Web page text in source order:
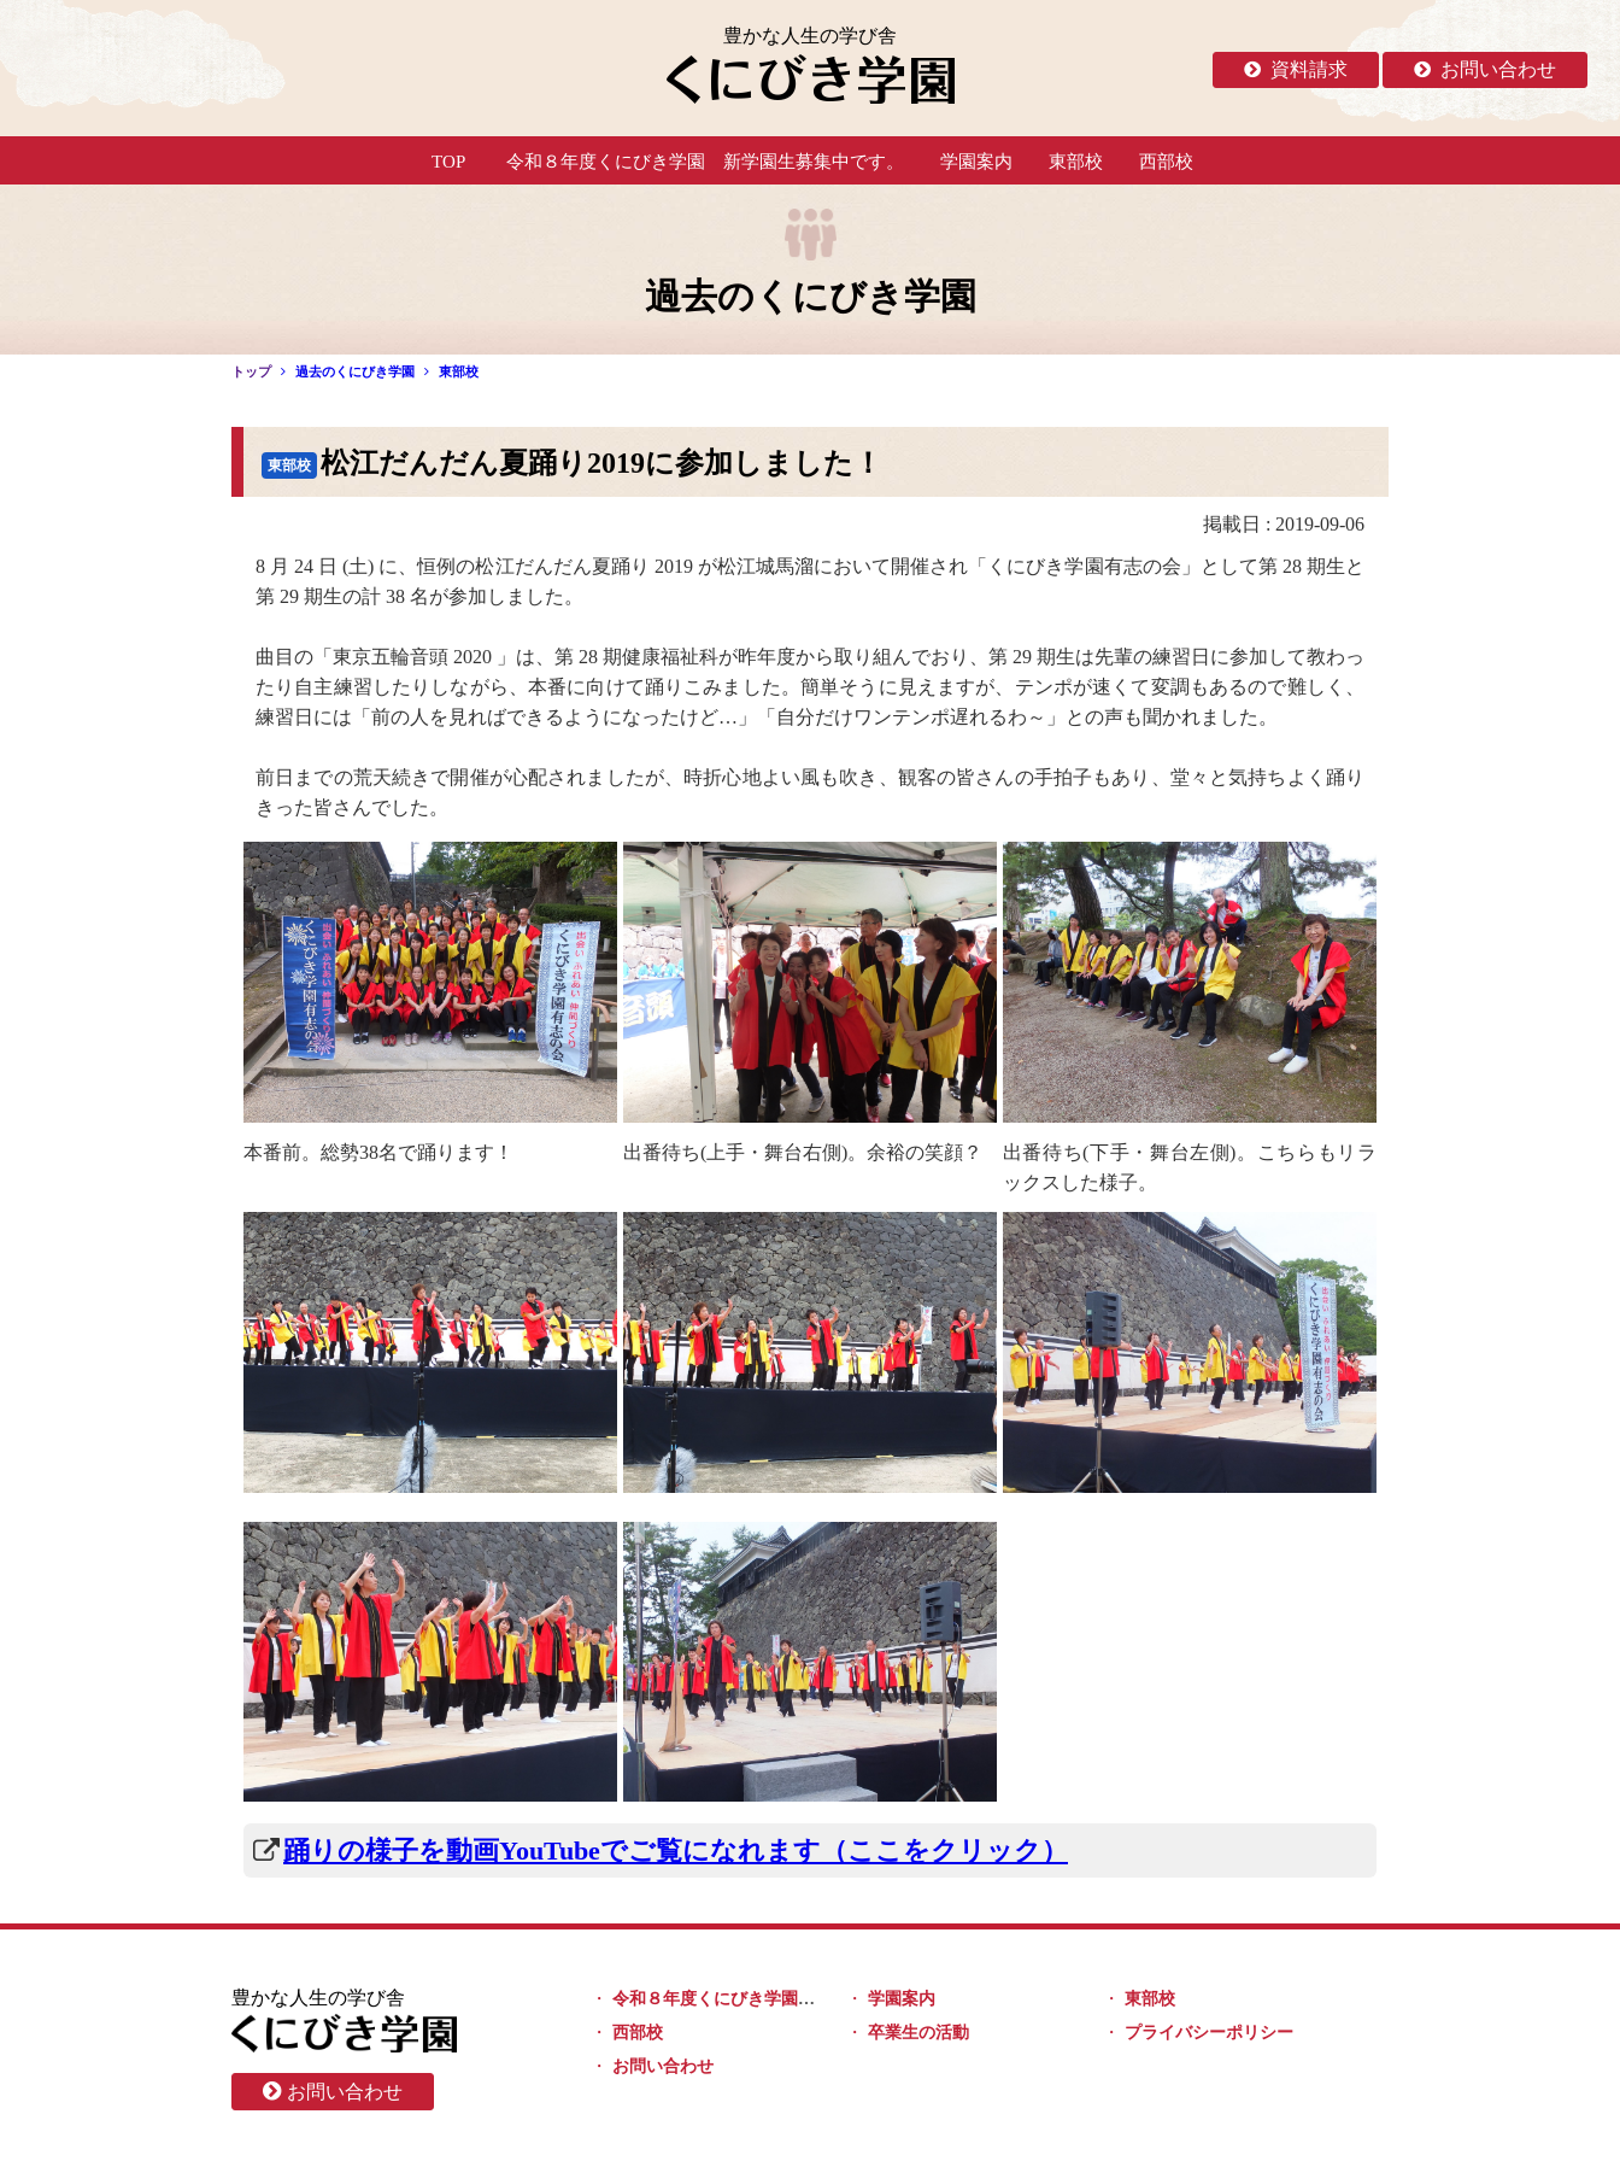
豊かな人生の学び舎
資料請求
お問い合わせ
TOP 令和８年度くにびき学園 新学園生募集中です。 学園案内 東部校 西部校
過去のくにびき学園
トップ 過去のくにびき学園 東部校
東部校 松江だんだん夏踊り2019に参加しました！
掲載日 : 2019-09-06
8 月 24 日 (土) に、恒例の松江だんだん夏踊り 2019 が松江城馬溜において開催され「くにびき学園有志の会」として第 28 期生と
第 29 期生の計 38 名が参加しました。
曲目の「東京五輪音頭 2020 」は、第 28 期健康福祉科が昨年度から取り組んでおり、第 29 期生は先輩の練習日に参加して教わっ
たり自主練習したりしながら、本番に向けて踊りこみました。簡単そうに見えますが、テンポが速くて変調もあるので難しく、
練習日には「前の人を見ればできるようになったけど…」「自分だけワンテンポ遅れるわ～」との声も聞かれました。
前日までの荒天続きで開催が心配されましたが、時折心地よい風も吹き、観客の皆さんの手拍子もあり、堂々と気持ちよく踊り
きった皆さんでした。
本番前。総勢38名で踊ります！ 出番待ち(上手・舞台右側)。余裕の笑顔？
出番待ち(下手・舞台左側)。こちらもリラ
ックスした様子。
踊りの様子を動画YouTubeでご覧になれます（ここをクリック）
豊かな人生の学び舎
お問い合わせ
令和８年度くにびき学園 新学園生募集中です。 学園案内
東部校
西部校
卒業生の活動
プライバシーポリシー
お問い合わせ